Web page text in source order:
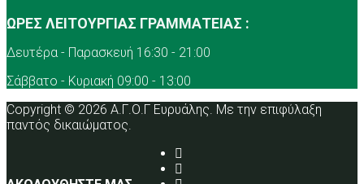
ΩΡΕΣ ΛΕΙΤΟΥΡΓΙΑΣ ΓΡΑΜΜΑΤΕΙΑΣ :
Δευτέρα - Παρασκευή 16:30 - 21:00
Σάββατο - Κυριακή 09:00 - 13:00
Copyright © 2026 Α.Γ.Ο.Γ Ευρυάλης. Με την επιφύλαξη
παντός δικαιώματος.